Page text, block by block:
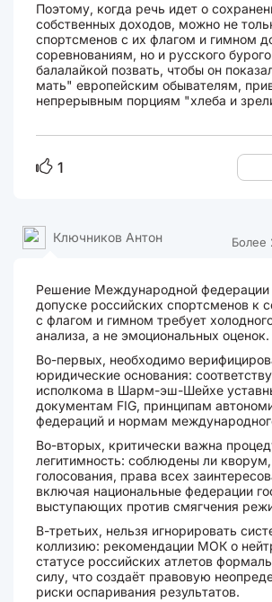
Поэтому, когда речь идет о
собственных доходов, можно не
спортсменов с их флагом и гимном
соревнованиям, но и русского
балалайкой позвать, чтобы он
мать" европейским обывателям,
непрерывным порциям "хлеба и
1
Более
Ключников Антон
Решение Международной федерации
допуске российских спортсменов к
с флагом и гимном требует
анализа, а не эмоциональных оценок.
Во-первых, необходимо
юридические основания:
исполкома в Шарм-эш-Шейхе
документам FIG, принципам
федераций и нормам
Во-вторых, критически важна
легитимность: соблюдены ли
голосования, права всех
включая национальные федерации
выступающих против смягчения
В-третьих, нельзя игнорировать
коллизию: рекомендации МОК о
статусе российских атлетов
силу, что создаёт правовую
риски оспаривания результатов.